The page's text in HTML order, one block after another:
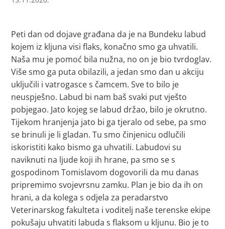
Peti dan od dojave građana da je na Bundeku labud
kojem iz kljuna visi flaks, konačno smo ga uhvatili.
Naša mu je pomoć bila nužna, no on je bio tvrdoglav.
Više smo ga puta obilazili, a jedan smo dan u akciju
uključili i vatrogasce s čamcem. Sve to bilo je
neuspješno. Labud bi nam baš svaki put vješto
pobjegao. Jato kojeg se labud držao, bilo je okrutno.
Tijekom hranjenja jato bi ga tjeralo od sebe, pa smo
se brinuli je li gladan. Tu smo činjenicu odlučili
iskoristiti kako bismo ga uhvatili. Labudovi su
naviknuti na ljude koji ih hrane, pa smo se s
gospodinom Tomislavom dogovorili da mu danas
pripremimo svojevrsnu zamku. Plan je bio da ih on
hrani, a da kolega s odjela za peradarstvo
Veterinarskog fakulteta i voditelj naše terenske ekipe
pokušaju uhvatiti labuda s flaksom u kljunu. Bio je to